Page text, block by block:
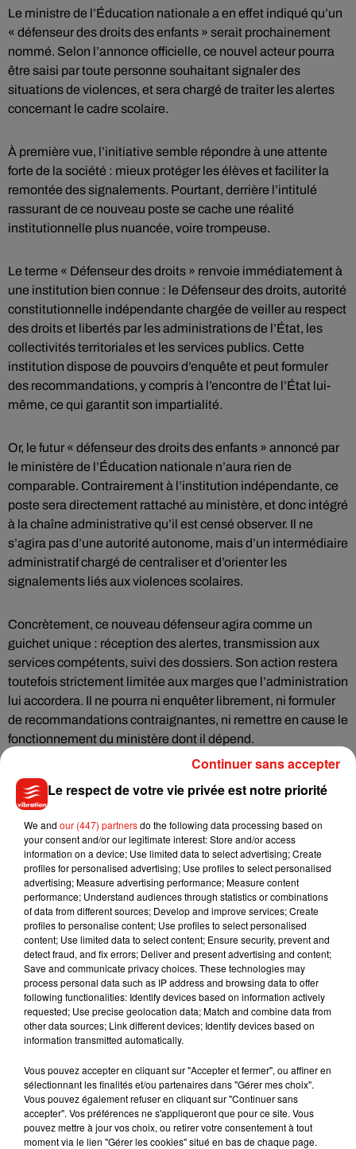
Le ministre de l’Éducation nationale a en effet indiqué qu’un
« défenseur des droits des enfants » serait prochainement
nommé. Selon l’annonce officielle, ce nouvel acteur pourra
être saisi par toute personne souhaitant signaler des
situations de violences, et sera chargé de traiter les alertes
concernant le cadre scolaire.
À première vue, l’initiative semble répondre à une attente
forte de la société : mieux protéger les élèves et faciliter la
remontée des signalements. Pourtant, derrière l’intitulé
rassurant de ce nouveau poste se cache une réalité
institutionnelle plus nuancée, voire trompeuse.
Le terme « Défenseur des droits » renvoie immédiatement à
une institution bien connue : le Défenseur des droits, autorité
constitutionnelle indépendante chargée de veiller au respect
des droits et libertés par les administrations de l’État, les
collectivités territoriales et les services publics. Cette
institution dispose de pouvoirs d’enquête et peut formuler
des recommandations, y compris à l’encontre de l’État lui-
même, ce qui garantit son impartialité.
Or, le futur « défenseur des droits des enfants » annoncé par
le ministère de l’Éducation nationale n’aura rien de
comparable. Contrairement à l’institution indépendante, ce
poste sera directement rattaché au ministère, et donc intégré
à la chaîne administrative qu’il est censé observer. Il ne
s’agira pas d’une autorité autonome, mais d’un intermédiaire
administratif chargé de centraliser et d’orienter les
signalements liés aux violences scolaires.
Concrètement, ce nouveau défenseur agira comme un
guichet unique : réception des alertes, transmission aux
services compétents, suivi des dossiers. Son action restera
toutefois strictement limitée aux marges que l’administration
lui accordera. Il ne pourra ni enquêter librement, ni formuler
de recommandations contraignantes, ni remettre en cause le
fonctionnement du ministère dont il dépend.
Deux intitulés proches, donc, mais deux réalités
radicalement différentes. Là où le véritable Défenseur des
droits agit comme un contre-pouvoir, le dispositif annoncé
par le gouvernement s’inscrit avant tout dans une logique de
gestion administrative.
En définitive, derrière une annonce qui évoque un
renforcement de la protection des enfants, se dessine un
mécanisme juridique précis, qui améliore la centralisation
des signalements mais limite fortement l’indépendance et la
capacité d’action du futur « défenseur ». Une nuance
essentielle pour comprendre la portée réelle de la mesure.
Réécoutez la chronique :
Le respect de votre vie privée est notre priorité
We and our (447) partnersdo the following data processing based on
your consent and/or our legitimate interest: Store and/or access
information on a device; Use limited data to select advertising; Create
profiles for personalised advertising; Use profiles to select personalised
advertising; Measure advertising performance; Measure content
performance; Understand audiences through statistics or combinations
of data from different sources; Develop and improve services; Create
profiles to personalise content; Use profiles to select personalised
content; Use limited data to select content; Ensure security, prevent and
detect fraud, and fix errors; Deliver and present advertising and content;
Save and communicate privacy choices. These technologies may
process personal data such as IP address and browsing data to offer
following functionalities: Identify devices based on information actively
requested; Use precise geolocation data; Match and combine data from
other data sources; Link different devices; Identify devices based on
information transmitted automatically.
Vous pouvez accepter en cliquant sur "Accepter et fermer", ou affiner en
sélectionnant les finalités et/ou partenaires dans "Gérer mes choix".
Vous pouvez également refuser en cliquant sur "Continuer sans
accepter". Vos préférences ne s'appliqueront que pour ce site. Vous
pouvez mettre à jour vos choix, ou retirer votre consentement à tout
moment via le lien "Gérer les cookies" situé en bas de chaque page.
Continuer sans accepter